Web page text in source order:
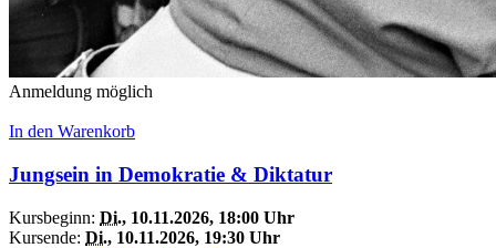
Anmeldung möglich
In den Warenkorb
Jungsein in Demokratie & Diktatur
Kursbeginn: Di., 10.11.2026, 18:00 Uhr
Kursende: Di., 10.11.2026, 19:30 Uhr